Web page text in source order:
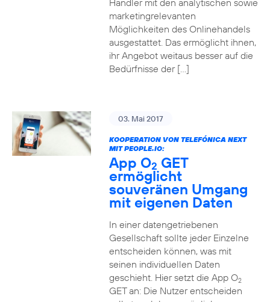
Händler mit den analytischen sowie
marketingrelevanten
Möglichkeiten des Onlinehandels
ausgestattet. Das ermöglicht ihnen,
ihr Angebot weitaus besser auf die
Bedürfnisse der […]
03. Mai 2017
KOOPERATION VON TELEFÓNICA NEXT
MIT PEOPLE.IO:
App O2 GET
ermöglicht
souveränen Umgang
mit eigenen Daten
In einer datengetriebenen
Gesellschaft sollte jeder Einzelne
entscheiden können, was mit
seinen individuellen Daten
geschieht. Hier setzt die App O2
GET an: Die Nutzer entscheiden